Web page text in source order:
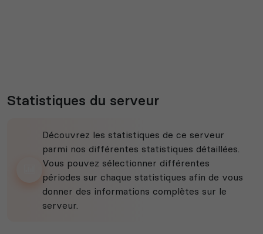
Statistiques du serveur
Découvrez les statistiques de ce serveur
parmi nos différentes statistiques détaillées.
Vous pouvez sélectionner différentes
périodes sur chaque statistiques afin de vous
donner des informations complètes sur le
serveur.